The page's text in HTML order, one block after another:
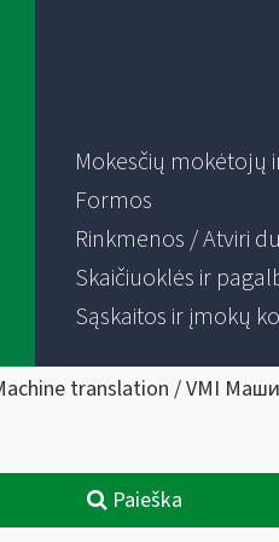
Mokesčių mokėtojų
Formos
Rinkmenos / Atviri
Skaičiuoklės ir
Sąskaitos ir įmokų
translation / VMI
Paieška